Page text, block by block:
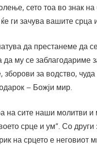
сето тоа во знак на
ги зачува вашите срца
да престанеме да
да му се
зборови за водство,
– Божји мир.
на сите наши молитви
срце и ум“. Со
на срцето е неговиот